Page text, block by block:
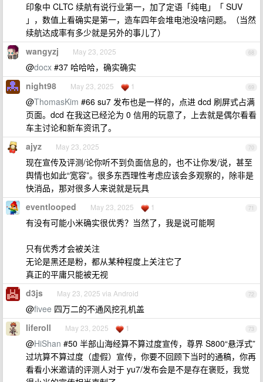
印象中 CLTC 续航有说行业第一，加了定语「纯电」「 SUV
」，数值上看确实是第一，造车四年会堆电池没啥问题。（当然
续航达成率有多少就是另外的事儿了）
68
wangyzj May 23, 2025
@docx #37 哈哈哈，确实确实
69
night98 May 23, 2025 1
@ThomasKim #66 su7 发布也是一样的，点进 dcd 刷屏式占满
页面。dcd 在我这已经沦为 0 信用的玩意了，上去就是偶尔看看
车主讨论和新车资讯了。
70
ajyz May 23, 2025
现在宣传及评测/论你听不到负面信息的，也不让你发/说，甚至
舆情也如此“宽容”。很多东西理性考虑应该会多观察的，除非是
快消品，那对很多人来说就是玩具
71
eventlooped May 23, 2025 1
有没有可能小米确实很优秀？当然了，我是说可能啊
只有优秀才会被关注
无论是黑还是粉，都从某种程度上关注它了
真正的平庸只能被无视
72
d3js May 23, 2025 via Android
@fivee 四万二的不通风挖孔机盖
73
liferoll May 23, 2025 1
@HiShan #50 半部山海经算不算过度宣传，尊界 S800“悬浮式”
过坑算不算过度（虚假）宣传，你要不回顾下当时的通稿，你再
看看小米邀请的评测人对于 yu7/发布会是不是存在褒贬，我觉